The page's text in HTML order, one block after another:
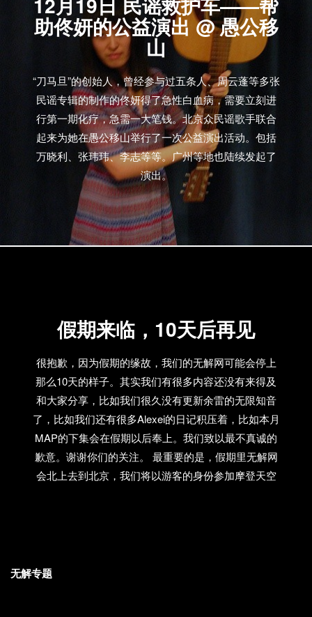
助佟妍的公益演出 @ 愚公移
山
“刀马旦”的创始人，曾经参与过五条人、周云蓬等多张
民谣专辑的制作的佟妍得了急性白血病，需要立刻进
行第一期化疗，急需一大笔钱。北京众民谣歌手联合
起来为她在愚公移山举行了一次公益演出活动。包括
万晓利、张玮玮、李志等等。广州等地也陆续发起了
演出。
假期来临，10天后再见
很抱歉，因为假期的缘故，我们的无解网可能会停上
那么10天的样子。其实我们有很多内容还没有来得及
和大家分享，比如我们很久没有更新余雷的无限知音
了，比如我们还有很多Alexei的日记积压着，比如本月
MAP的下集会在假期以后奉上。我们致以最不真诚的
歉意。谢谢你们的关注。 最重要的是，假期里无解网
会北上去到北京，我们将以游客的身份参加摩登天空
后，我们不知道何时才会更新“李志和虾米不得不说的
无解专题